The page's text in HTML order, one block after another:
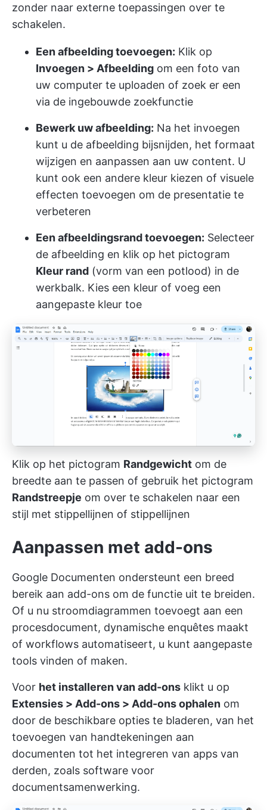
zonder naar externe toepassingen over te
schakelen.
Een afbeelding toevoegen: Klik op
Invoegen > Afbeelding om een foto van
uw computer te uploaden of zoek er een
via de ingebouwde zoekfunctie
Bewerk uw afbeelding: Na het invoegen
kunt u de afbeelding bijsnijden, het formaat
wijzigen en aanpassen aan uw content. U
kunt ook een andere kleur kiezen of visuele
effecten toevoegen om de presentatie te
verbeteren
Een afbeeldingsrand toevoegen: Selecteer
de afbeelding en klik op het pictogram
Kleur rand (vorm van een potlood) in de
werkbalk. Kies een kleur of voeg een
aangepaste kleur toe
Klik op het pictogram Randgewicht om de
breedte aan te passen of gebruik het pictogram
Randstreepje om over te schakelen naar een
stijl met stippellijnen of stippellijnen
Aanpassen met add-ons
Google Documenten ondersteunt een breed
bereik aan add-ons om de functie uit te breiden.
Of u nu stroomdiagrammen toevoegt aan een
procesdocument, dynamische enquêtes maakt
of workflows automatiseert, u kunt aangepaste
tools vinden of maken.
Voor het installeren van add-ons klikt u op
Extensies > Add-ons > Add-ons ophalen om
door de beschikbare opties te bladeren, van het
toevoegen van handtekeningen aan
documenten tot het integreren van apps van
derden, zoals software voor
documentsamenwerking.